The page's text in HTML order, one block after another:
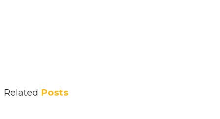
Related Posts